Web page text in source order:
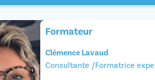
Formateur
Clémence Lavaud
Consultante /Formatrice